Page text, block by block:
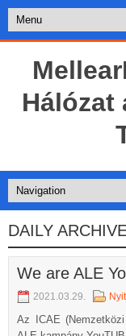
Hálózat
DAILY
We are ALE
2021.03.29.
Az ICAE